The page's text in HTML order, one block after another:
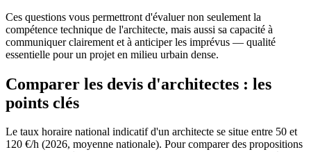
Ces questions vous permettront d'évaluer non seulement la
compétence technique de l'architecte, mais aussi sa capacité à
communiquer clairement et à anticiper les imprévus — qualité
essentielle pour un projet en milieu urbain dense.
Comparer les devis d'architectes : les
points clés
Le taux horaire national indicatif d'un architecte se situe entre 50 et
120 €/h (2026, moyenne nationale). Pour comparer des propositions